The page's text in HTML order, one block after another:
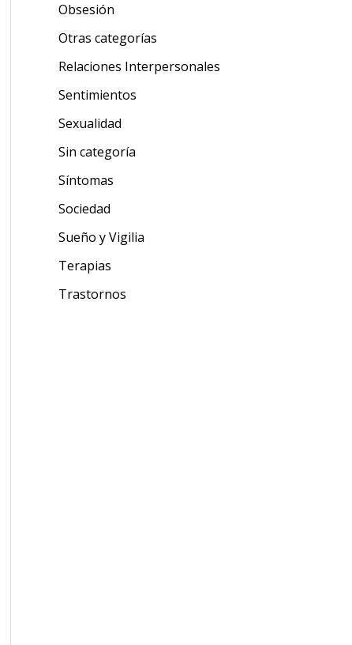
Obsesión
Otras categorías
Relaciones Interpersonales
Sentimientos
Sexualidad
Sin categoría
Síntomas
Sociedad
Sueño y Vigilia
Terapias
Trastornos